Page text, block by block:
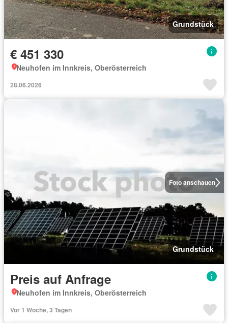
Grundstück
€ 451 330
Neuhofen im Innkreis, Oberösterreich
28.06.2026
Foto anschauen
Grundstück
Preis auf Anfrage
Neuhofen im Innkreis, Oberösterreich
Vor 1 Woche, 3 Tagen